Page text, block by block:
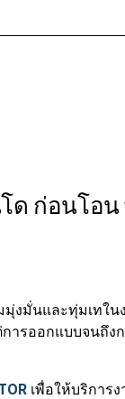
โด ก่อนโ
มุ่งมั่นและทุ่มเทใน
การออกแบบจนถึ
เพื่อให้บริการ